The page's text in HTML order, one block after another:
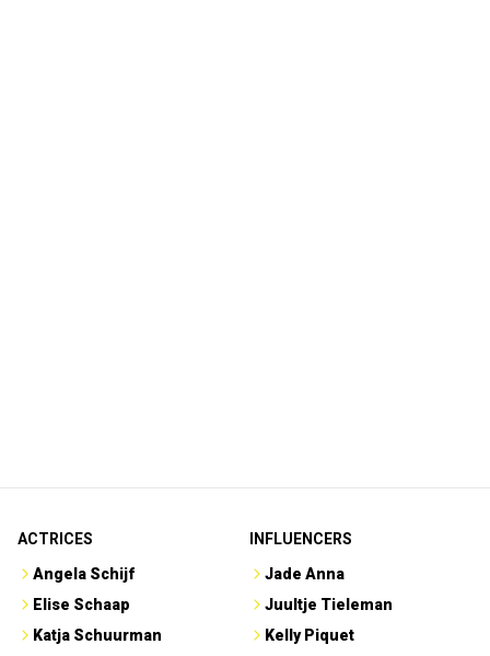
ACTRICES
Angela Schijf
Elise Schaap
Katja Schuurman
INFLUENCERS
Jade Anna
Juultje Tieleman
Kelly Piquet